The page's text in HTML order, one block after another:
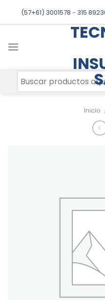
(57+61) 3001578 - 315
Inicio